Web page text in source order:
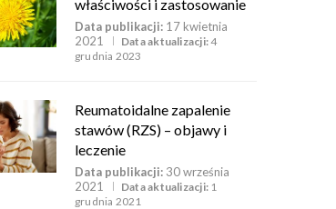
właściwości i zastosowanie
Data publikacji: 17 kwietnia
2021
Data aktualizacji:4
grudnia 2023
Reumatoidalne zapalenie
stawów (RZS) – objawy i
leczenie
Data publikacji: 30 września
2021
Data aktualizacji: 1
grudnia 2021